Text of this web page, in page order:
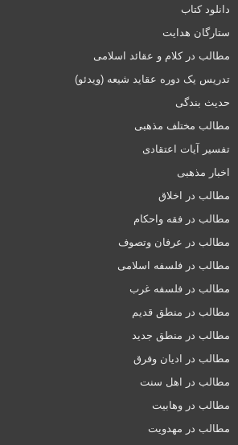
دانلود کتاب
ستارگان هدایت
مطالب در کلام و عقائد اسلامی
تدریس یک دوره عقاید شیعه (ویدئو)
حدیث بندگی
مطالب مختلف مذهبی
تفسیر آیات اعتقادی
اخبار مذهبی
مطالب در اخلاق
مطالب در فقه واحکام
مطالب در عرفان وتصوف
مطالب در فلسفه اسلامی
مطالب در فلسفه غرب
مطالب در منطق قدیم
مطالب در منطق جدید
مطالب در ادیان وفرق
مطالب در اهل سنت
مطالب در وهابیت
مطالب در مهدویت